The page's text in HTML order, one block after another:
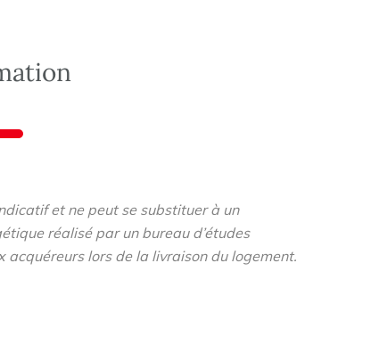
et ne peut se substituer à un
réalisé par un bureau d’études
acquéreurs lors de la livraison du logement.